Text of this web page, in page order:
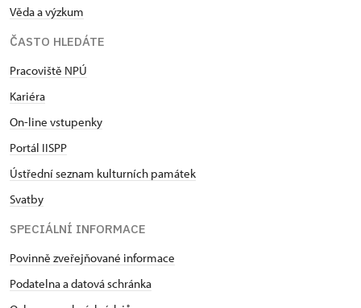
Věda a výzkum
ČASTO HLEDÁTE
Pracoviště NPÚ
Kariéra
On-line vstupenky
Portál IISPP
Ústřední seznam kulturních památek
Svatby
SPECIÁLNÍ INFORMACE
Povinně zveřejňované informace
Podatelna a datová schránka